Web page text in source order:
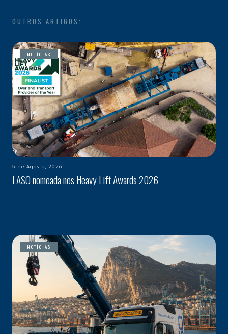
OUTROS ARTIGOS:
NOTÍCIAS
5 de Agosto, 2026
LASO nomeada nos Heavy Lift Awards 2026
NOTÍCIAS